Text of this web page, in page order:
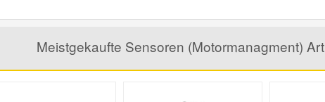
Meistgekaufte Sensoren (Motormanagment)